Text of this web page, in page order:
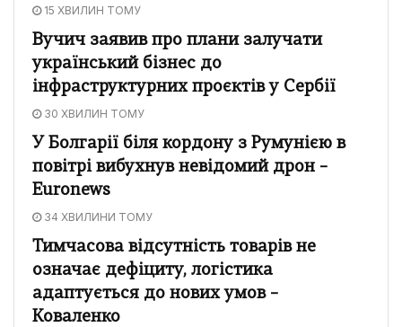
15 ХВИЛИН ТОМУ
Вучич заявив про плани залучати
український бізнес до
інфраструктурних проєктів у Сербії
30 ХВИЛИН ТОМУ
У Болгарії біля кордону з Румунією в
повітрі вибухнув невідомий дрон –
Euronews
34 ХВИЛИНИ ТОМУ
Тимчасова відсутність товарів не
означає дефіциту, логістика
адаптується до нових умов –
Коваленко